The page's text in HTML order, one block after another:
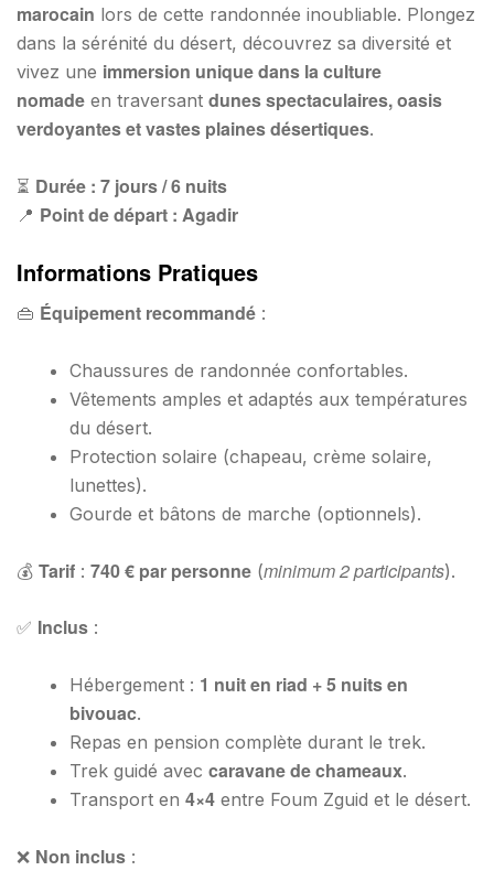
marocain lors de cette randonnée inoubliable. Plongez
dans la sérénité du désert, découvrez sa diversité et
vivez une immersion unique dans la culture
nomade en traversant dunes spectaculaires, oasis
verdoyantes et vastes plaines désertiques.
⏳ Durée : 7 jours / 6 nuits
📍 Point de départ : Agadir
Informations Pratiques
👜 Équipement recommandé :
Chaussures de randonnée confortables.
Vêtements amples et adaptés aux températures
du désert.
Protection solaire (chapeau, crème solaire,
lunettes).
Gourde et bâtons de marche (optionnels).
💰 Tarif : 740 € par personne (minimum 2 participants).
✅ Inclus :
Hébergement : 1 nuit en riad + 5 nuits en
bivouac.
Repas en pension complète durant le trek.
Trek guidé avec caravane de chameaux.
Transport en 4×4 entre Foum Zguid et le désert.
❌ Non inclus :